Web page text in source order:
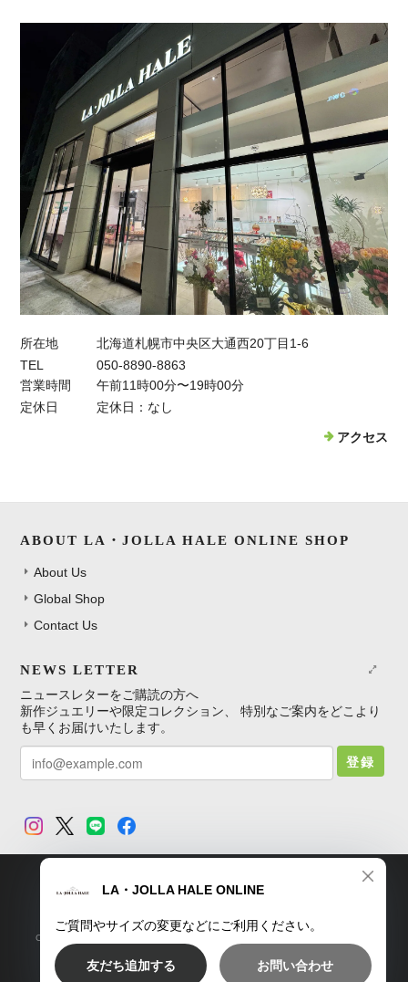
所在地
北海道札幌市中央区大通西20丁目1-6
TEL
050-8890-8863
営業時間
午前11時00分〜19時00分
定休日
定休日：なし
アクセス
ABOUT LA・JOLLA HALE ONLINE SHOP
About Us
Global Shop
Contact Us
NEWS LETTER
ニュースレターをご購読の方へ
新作ジュエリーや限定コレクション、 特別なご案内をどこより
も早くお届けいたします。
登録
TOP プライバシーポリシー 特定商取引法に基づく表記
Copyright © LA・JOLLA HALE ONLINE SHOP. All Rights Reserved.